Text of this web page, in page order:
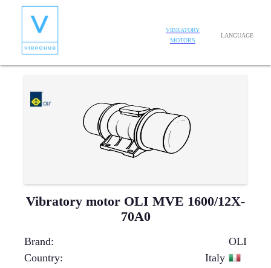
VIBRATORY
MOTORS
LANGUAGE
Vibratory motor OLI MVE 1600/12X-
70A0
Brand:
OLI
Country:
Italy